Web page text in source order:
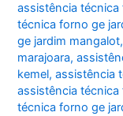
assistência
técnica forno ge
ge jardim mangalot
marajoara,
kemel,assistência
assistência
técnica forno ge